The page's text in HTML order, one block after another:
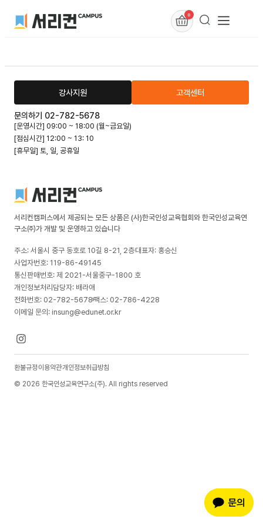
0
강사지원 고객센터
문의하기 02-782-5678
[운영시간] 09:00 ~ 18:00 (월~금요일)
[점심시간] 12:00 ~ 13: 10
[휴무일] 토, 일, 공휴일
서리컨캠퍼스에서 제공되는 모든 상품은 (사)한국인성교육협회와 한국인성교육연
구소㈜가 개발 및 운영하고 있습니다
주소: 서울시 중구 동호로 10길 8-21, 2층대표자: 홍승신
사업자번호: 119-86-49145
통신판매번호: 제 2021-서울중구-1800 호
개인정보처리담당자: 배라애
전화번호: 02-782-5678팩스: 02-786-4228
이메일 문의: insung@edunet.or.kr
© 2026 한국인성교육연구소(주). All rights reserved
환불규정 이용약관개인정보취급방침